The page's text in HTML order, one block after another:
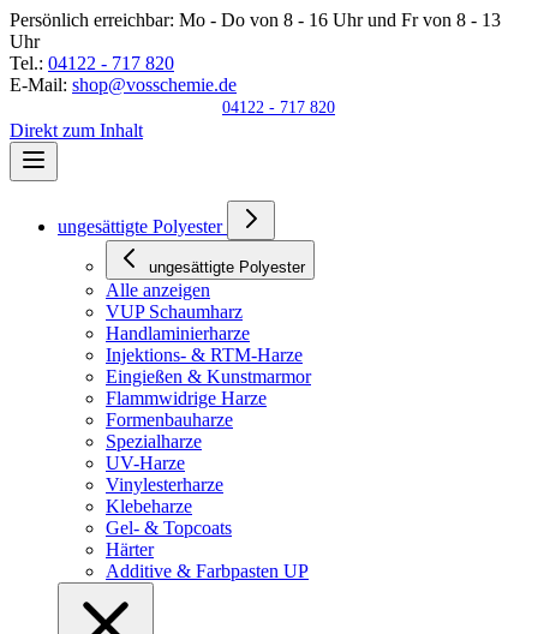
Persönlich erreichbar: Mo - Do von 8 - 16 Uhr und Fr von 8 - 13
Uhr
Tel.: 04122 - 717 820
E-Mail: shop@vosschemie.de
04122 - 717 820
Direkt zum Inhalt
ungesättigte Polyester
ungesättigte Polyester
Alle anzeigen
VUP Schaumharz
Handlaminierharze
Injektions- & RTM-Harze
Eingießen & Kunstmarmor
Flammwidrige Harze
Formenbauharze
Spezialharze
UV-Harze
Vinylesterharze
Klebeharze
Gel- & Topcoats
Härter
Additive & Farbpasten UP